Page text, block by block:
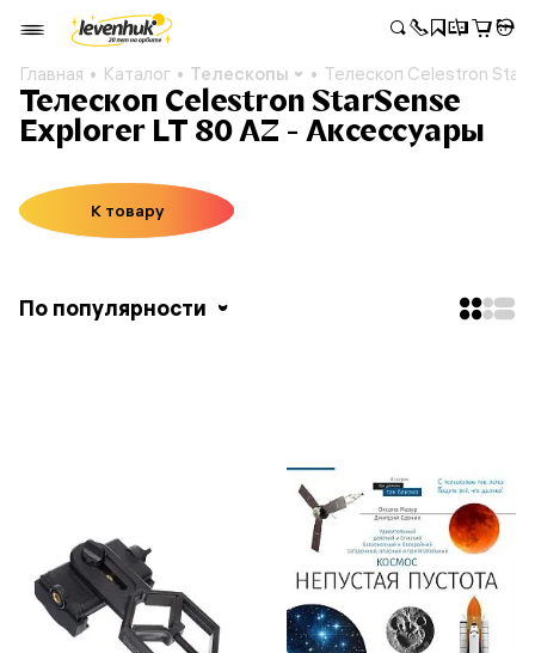
Главная Каталог Телескопы Телескоп Celestron
Телескоп Celestron StarSense
Explorer LT 80 AZ - Аксессуары
К товару
По популярности